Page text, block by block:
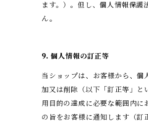
ます。）。但し、個人情報保
ん。
9. 個人情報の訂正等
当ショップは、お客様から、
加又は削除（以下「訂正等」と
用目的の達成に必要な範囲内
の旨をお客様に通知します（